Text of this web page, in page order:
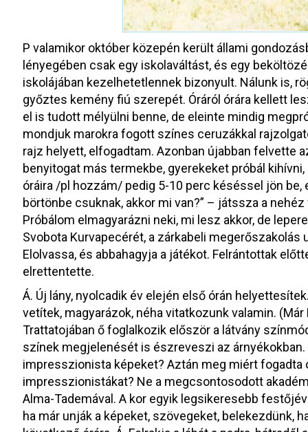
P valamikor október közepén került állami
lényegében csak egy iskolaváltást, és egy
iskolájában kezelhetetlennek bizonyult. Nálunk is,
győztes kemény fiú szerepét. Óráról órára kellett
el is tudott mélyülni benne, de eleinte mindig
mondjuk marokra fogott színes ceruzákkal
rajz helyett, elfogadtam. Azonban újabban felvette
benyitogat más termekbe, gyerekeket próbál
óráira /pl hozzám/ pedig 5-10 perc késéssel jön
börtönbe csuknak, akkor mi van?” – játssza a
Próbálom elmagyarázni neki, mi lesz akkor, de
Svobota Kurvapecérét, a zárkabeli
Elolvassa, és abbahagyja a játékot. Felrántottak
elrettentette.
Á. Új lány, nyolcadik év elején első órán
vetítek, magyarázok, néha vitatkozunk valamin.
Trattatojában ő foglalkozik először a látvány
színek megjelenését is észreveszi az
impresszionista képeket? Aztán meg miért fogadta
impresszionistákat? Ne a megcsontosodott
Alma-Tademával. A kor egyik legsikeresebb
ha már unják a képeket, szövegeket, belekezdünk,